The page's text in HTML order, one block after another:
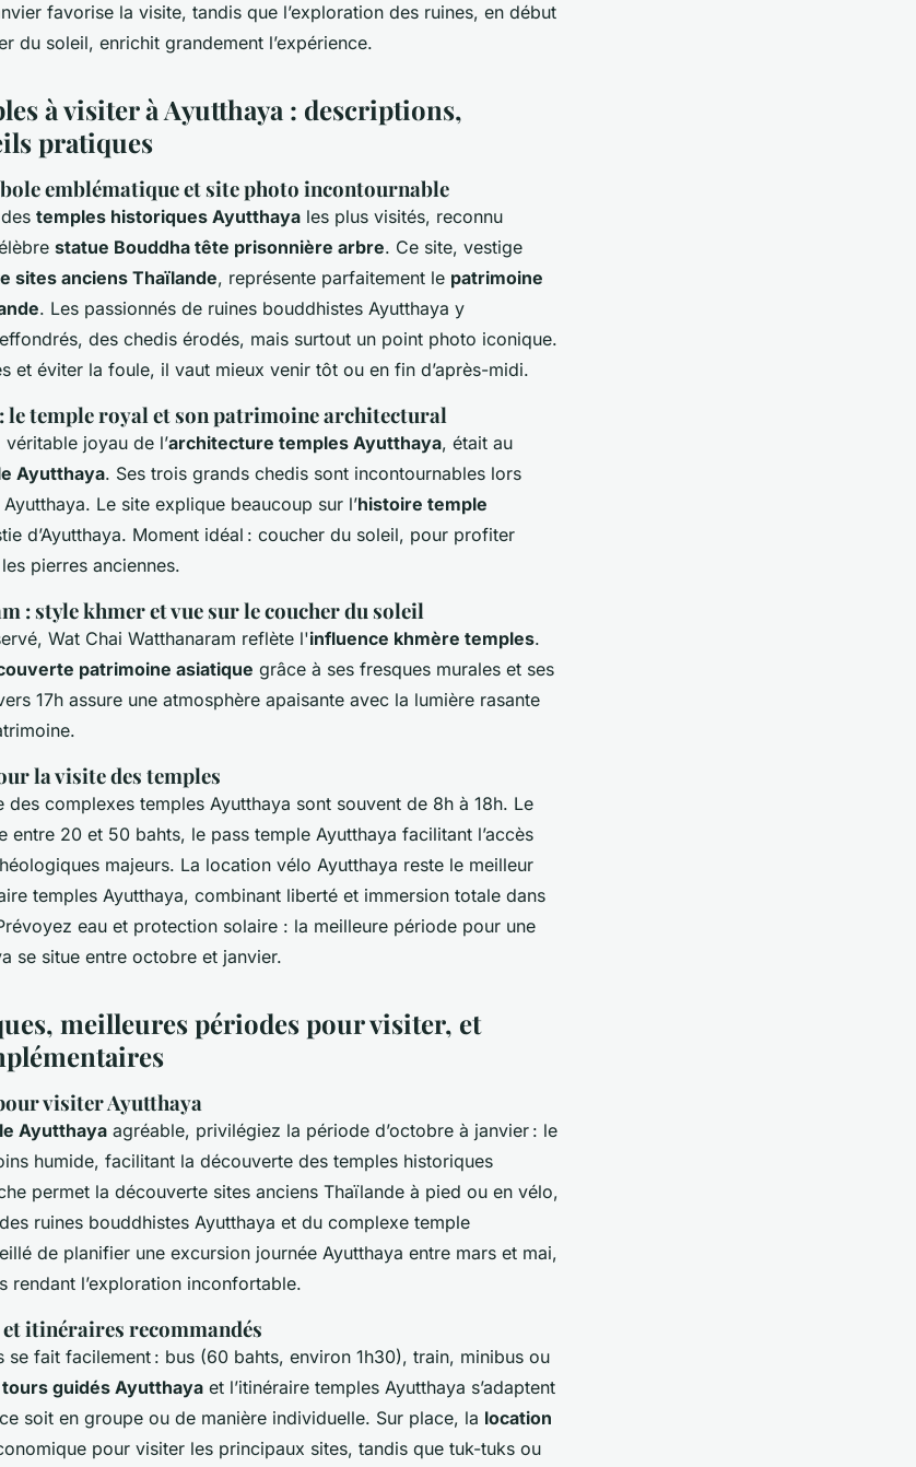
favorise la visite, tandis que l’exploration des ruines, en début
du soleil, enrichit grandement l’expérience.
à visiter à Ayutthaya : descriptions,
pratiques
emblématique et site photo incontournable
temples historiques Ayutthaya les plus visités, reconnu
statue Bouddha tête prisonnière arbre. Ce site, vestige
sites anciens Thaïlande, représente parfaitement le patrimoine
. Les passionnés de ruines bouddhistes Ayutthaya y
des chedis érodés, mais surtout un point photo iconique.
et éviter la foule, il vaut mieux venir tôt ou en fin d’après-midi.
le temple royal et son patrimoine architectural
véritable joyau de l’architecture temples Ayutthaya, était au
Ayutthaya. Ses trois grands chedis sont incontournables lors
Le site explique beaucoup sur l’histoire temple
d’Ayutthaya. Moment idéal : coucher du soleil, pour profiter
pierres anciennes.
: style khmer et vue sur le coucher du soleil
Wat Chai Watthanaram reflète l'influence khmère temples.
patrimoine asiatique grâce à ses fresques murales et ses
17h assure une atmosphère apaisante avec la lumière rasante
la visite des temples
des complexes temples Ayutthaya sont souvent de 8h à 18h. Le
entre 20 et 50 bahts, le pass temple Ayutthaya facilitant l’accès
majeurs. La location vélo Ayutthaya reste le meilleur
temples Ayutthaya, combinant liberté et immersion totale dans
eau et protection solaire : la meilleure période pour une
se situe entre octobre et janvier.
meilleures périodes pour visiter, et
visiter Ayutthaya
Ayutthaya agréable, privilégiez la période d’octobre à janvier : le
humide, facilitant la découverte des temples historiques
permet la découverte sites anciens Thaïlande à pied ou en vélo,
ruines bouddhistes Ayutthaya et du complexe temple
de planifier une excursion journée Ayutthaya entre mars et mai,
rendant l’exploration inconfortable.
itinéraires recommandés
se fait facilement : bus (60 bahts, environ 1h30), train, minibus ou
tours guidés Ayutthaya et l’itinéraire temples Ayutthaya s’adaptent
soit en groupe ou de manière individuelle. Sur place, la location
pour visiter les principaux sites, tandis que tuk-tuks ou